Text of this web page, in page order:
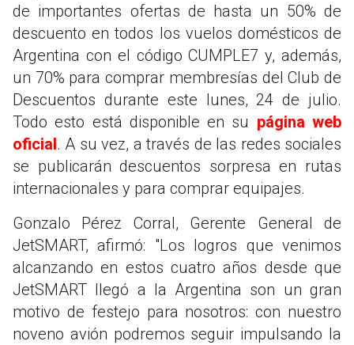
de importantes ofertas de hasta un 50% de
descuento en todos los vuelos domésticos de
Argentina con el código CUMPLE7 y, además,
un 70% para comprar membresías del Club de
Descuentos durante este lunes, 24 de julio.
Todo esto está disponible en su página web
oficial. A su vez, a través de las redes sociales
se publicarán descuentos sorpresa en rutas
internacionales y para comprar equipajes.
Gonzalo Pérez Corral, Gerente General de
JetSMART, afirmó: "Los logros que venimos
alcanzando en estos cuatro años desde que
JetSMART llegó a la Argentina son un gran
motivo de festejo para nosotros: con nuestro
noveno avión podremos seguir impulsando la